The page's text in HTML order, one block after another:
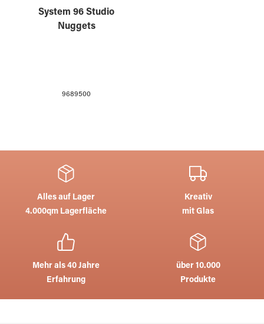
System 96 Studio
Nuggets
9689500
Alles auf Lager
4.000qm Lagerfläche
Kreativ
mit Glas
Mehr als 40 Jahre
Erfahrung
über 10.000
Produkte